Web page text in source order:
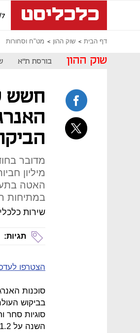
דף הבית שוק ההון מט"ח וסחורות
שוק ההון בורסת ת"א
חשש
מיליון
האטה
במתיחות
שירות
תגיות:
הצטרפו
בביקוש
סוגיות סחר